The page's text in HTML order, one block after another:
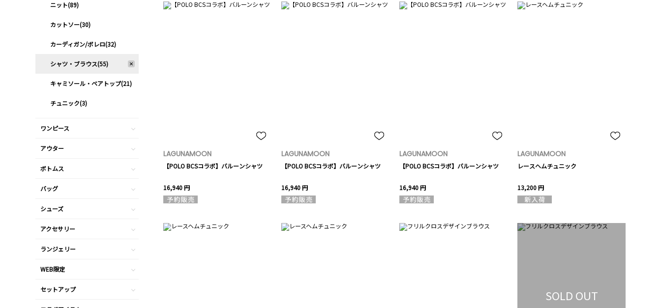
LAGUNAMOON
【POLO BCSコラボ】バルーンシャツ
16,940 円
LAGUNAMOON
【POLO BCSコラボ】バルーンシャツ
16,940 円
LAGUNAMOON
【POLO BCSコラボ】バルーンシャツ
16,940 円
LAGUNAMOON
レースヘムチュニック
13,200 円
SOLD OUT
ニット(89)
カットソー(30)
カーディガン/ボレロ(32)
シャツ・ブラウス(55)
キャミソール・ベアトップ(21)
チュニック(3)
ワンピース
アウター
ボトムス
バッグ
シューズ
アクセサリー
ランジェリー
WEB限定
セットアップ